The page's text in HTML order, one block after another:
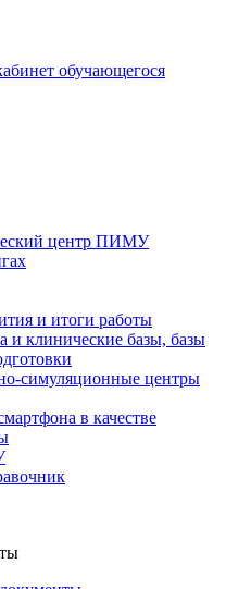
обучающегося
центр ПИМУ
и итоги работы
и клинические базы, базы
симуляционные центры
в качестве